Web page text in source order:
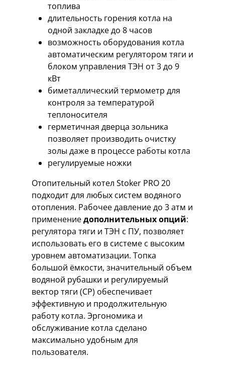
топлива
длительность горения котла на
одной закладке до 8 часов
возможность оборудования котла
автоматическим регулятором тяги и
блоком управления ТЭН от 3 до 9
кВт
биметаллический термометр для
контроля за температурой
теплоносителя
герметичная дверца зольника
позволяет производить очистку
золы даже в процессе работы котла
регулируемые ножки
Отопительный котел Stoker PRO 20
подходит для любых систем водяного
отопления. Рабочее давление до 3 атм и
применениедополнительных опций:
регулятора тяги и ТЭН с ПУ, позволяет
использовать его в системе с высоким
уровнем автоматизации. Топка
большой ёмкости, значительный объем
водяной рубашки и регулируемый
вектор тяги (CP) обеспечивает
эффективную и продолжительную
работу котла. Эргономика и
обслуживание котла сделано
максимально удобным для
пользователя.